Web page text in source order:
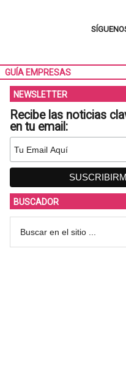
GUÍA EMPRESAS
NEWSLETTER
Recibe las noticias
en tu email:
BUSCADOR